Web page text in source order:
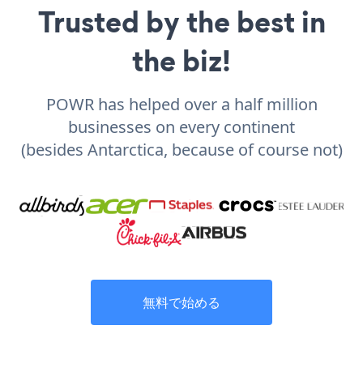
Trusted by the best in
the biz!
POWR has helped over a half million
businesses on every continent
(besides Antarctica, because of course not)
無料で始める